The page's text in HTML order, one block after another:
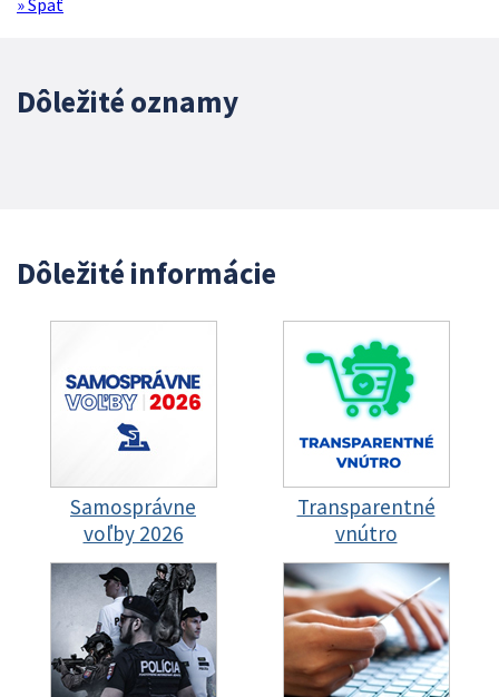
» Späť
Dôležité oznamy
Dôležité informácie
Samosprávne
voľby 2026
Transparentné
vnútro